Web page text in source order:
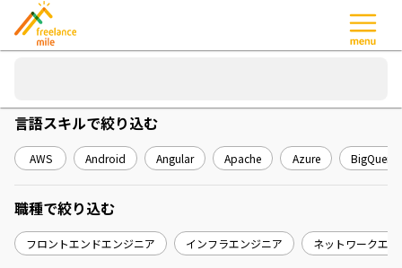
言語スキルで絞り込む
AWS Android Angular Apache Azure BigQuery
職種で絞り込む
フロントエンドエンジニア インフラエンジニア ネットワークエ